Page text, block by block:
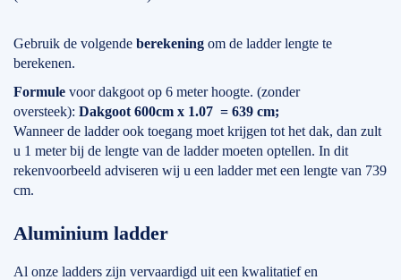
Gebruik de volgende berekening om de ladder lengte te
berekenen.
Formule voor dakgoot op 6 meter hoogte. (zonder
oversteek): Dakgoot 600cm x 1.07 = 639 cm;
Wanneer de ladder ook toegang moet krijgen tot het dak, dan zult
u 1 meter bij de lengte van de ladder moeten optellen. In dit
rekenvoorbeeld adviseren wij u een ladder met een lengte van 739
cm.
Aluminium ladder
Al onze ladders zijn vervaardigd uit een kwalitatief en